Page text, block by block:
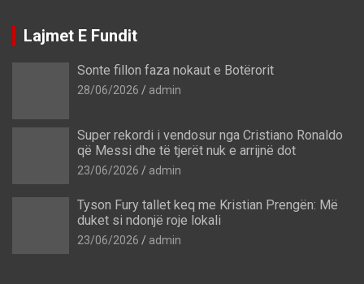
Lajmet E Fundit
Sonte fillon faza nokaut e Botërorit
28/06/2026 admin
Super rekordi i vendosur nga Cristiano Ronaldo
që Messi dhe të tjerët nuk e arrijnë dot
23/06/2026 admin
Tyson Fury tallet keq me Kristian Prengën: Më
duket si ndonjë roje lokali
23/06/2026 admin